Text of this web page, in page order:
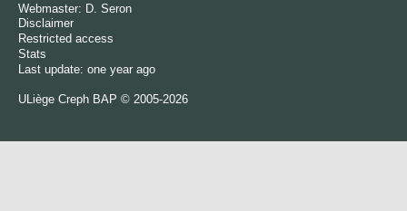
Webmaster: D. Seron
Disclaimer
Restricted access
Stats
Last update: one year ago
ULiège Creph BAP © 2005-2026